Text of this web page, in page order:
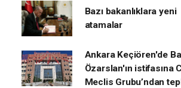
Bazı bakanlıklara yeni
atamalar
Ankara Keçiören'de
Özarslan'ın istifasına
Meclis Grubu’ndan